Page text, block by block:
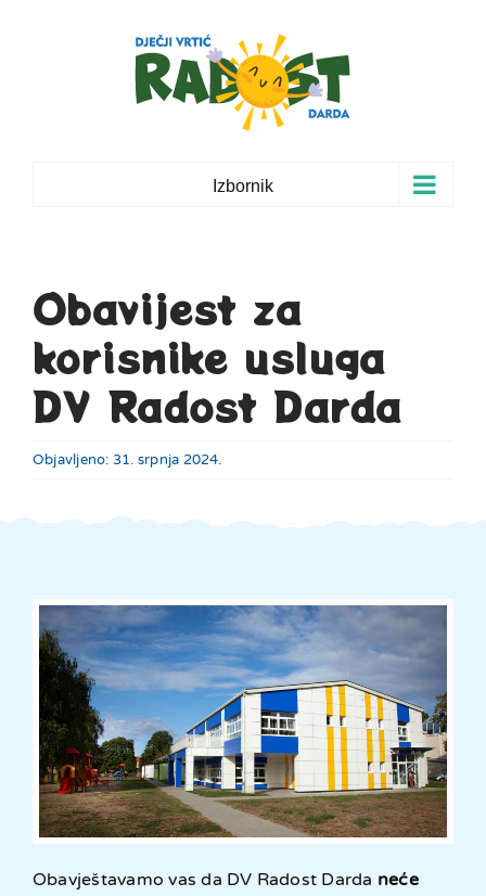
Izbornik
Obavijest za
korisnike usluga
DV Radost Darda
Objavljeno: 31. srpnja 2024.
Obavještavamo vas da DV Radost Darda neće